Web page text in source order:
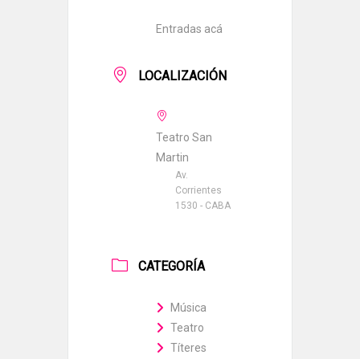
Entradas acá
LOCALIZACIÓN
Teatro San
Martin
Av.
Corrientes
1530 - CABA
CATEGORÍA
Música
Teatro
Títeres